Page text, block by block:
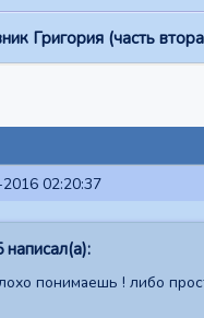
Григория (часть
02:20:37
написал(а):
понимаешь ! либо